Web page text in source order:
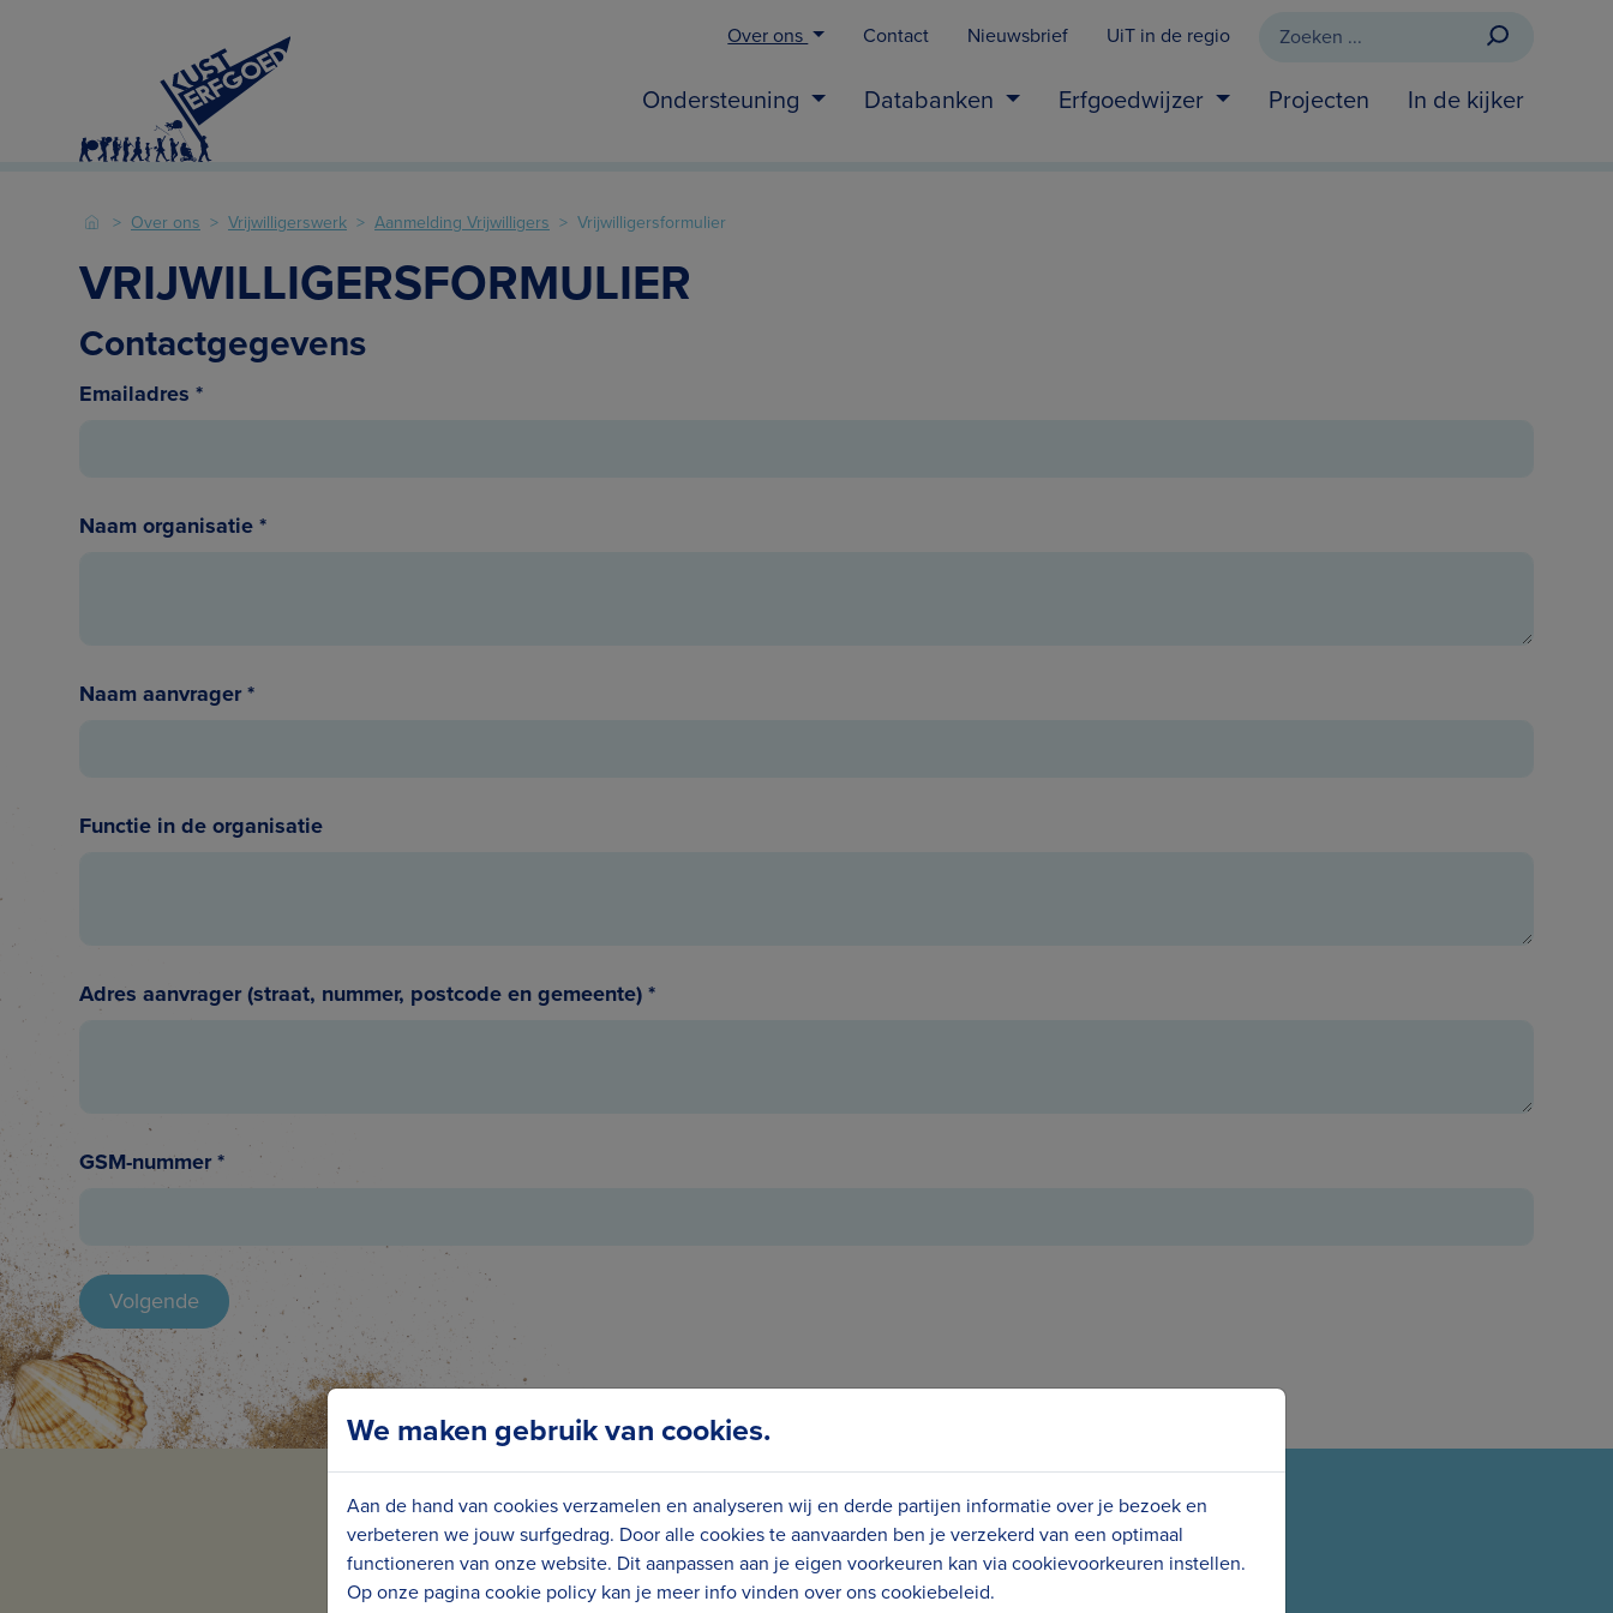
Over ons Contact Nieuwsbrief UiT in de regio
Ondersteuning Databanken Erfgoedwijzer Projecten In de kijker
Over ons Vrijwilligerswerk Aanmelding Vrijwilligers Vrijwilligersformulier
VRIJWILLIGERSFORMULIER
Contactgegevens
Emailadres *
Naam organisatie*
Naam aanvrager*
Functie in de organisatie
Adres aanvrager (straat, nummer, postcode en gemeente)*
GSM-nummer*
We maken gebruik van cookies.
Aan de hand van cookies verzamelen en analyseren wij en derde partijen informatie over je bezoek en
verbeteren we jouw surfgedrag. Door alle cookies te aanvaarden ben je verzekerd van een optimaal
functioneren van onze website. Dit aanpassen aan je eigen voorkeuren kan via cookievoorkeuren instellen.
Op onze pagina cookie policy kan je meer info vinden over ons cookiebeleid.